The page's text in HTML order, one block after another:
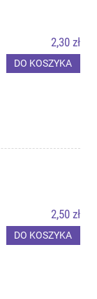
2,30 zł
DO KOSZYKA
2,50 zł
DO KOSZYKA